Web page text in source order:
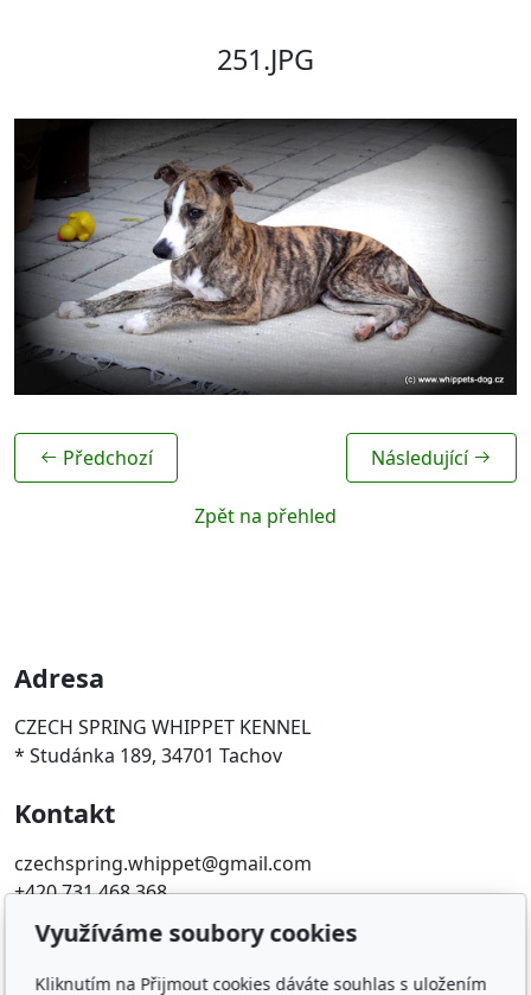
251.JPG
Předchozí
Zpět na přehled
Následující
Adresa
CZECH SPRING WHIPPET KENNEL
* Studánka 189, 34701 Tachov
Kontakt
czechspring.whippet@gmail.com
+420 731 468 368
Oblíbené odkazy
Využíváme soubory cookies
Kliknutím na Přijmout cookies dáváte souhlas s uložením